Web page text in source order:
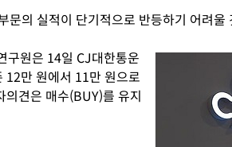
문의 실적이 단기적으로 반등하기 어려울
구원은 14일 CJ대한통운
12만 원에서 11만 원으로
의견은 매수(BUY)를 유지